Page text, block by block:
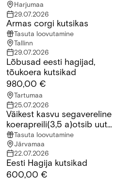
Harjumaa
29.07.2026
Armas corgi kutsikas
Tasuta loovutamine
Tallinn
29.07.2026
kutsikad
Lõbusad eesti hagijad,
tõukoera kutsikad
980,00 €
Tartumaa
25.07.2026
a)otsib uut kodu
Väikest kasvu segavereline
koerapreili(3,5 a)otsib uut
kodu
Tasuta loovutamine
Järvamaa
22.07.2026
Eesti Hagija kutsikad
600,00 €